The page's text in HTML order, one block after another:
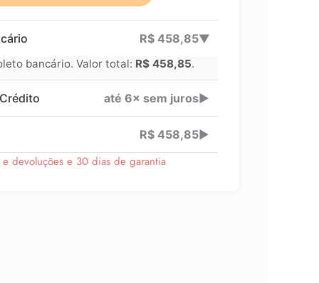
Lucre até
Revenda por
Compre por
R$ 458,85▶
bancário. Valor total: R$ 458,85.
até 6× sem juros▶
R$ 458,85▶
devoluções e 30 dias de garantia